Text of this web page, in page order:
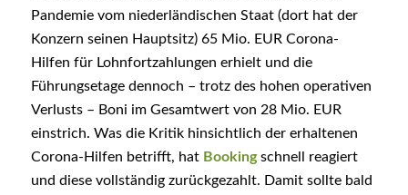
Pandemie vom niederländischen Staat (dort hat der
Konzern seinen Hauptsitz) 65 Mio. EUR Corona-
Hilfen für Lohnfortzahlungen erhielt und die
Führungsetage dennoch – trotz des hohen operativen
Verlusts – Boni im Gesamtwert von 28 Mio. EUR
einstrich. Was die Kritik hinsichtlich der erhaltenen
Corona-Hilfen betrifft, hat Bookingschnell reagiert
und diese vollständig zurückgezahlt. Damit sollte bald